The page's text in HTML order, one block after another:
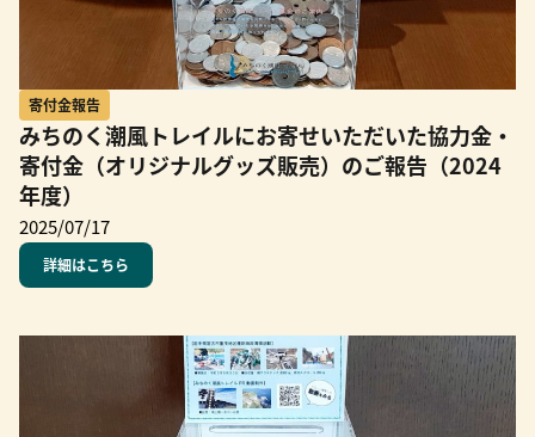
寄付金報告
みちのく潮風トレイルにお寄せいただいた協力金・
寄付金（オリジナルグッズ販売）のご報告（2024
年度）
2025/07/17
詳細はこちら